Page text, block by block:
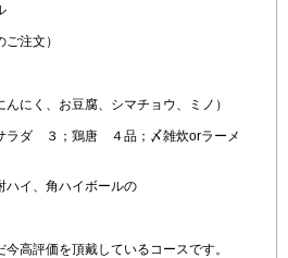
注文）
んにく、お豆腐、シマチョウ、ミノ）
ダ ３；鶏唐 ４品；〆雑炊orラーメ
イ、角ハイボールの
高評価を頂戴しているコースです。